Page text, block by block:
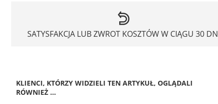
SATYSFAKCJA LUB ZWROT KOSZTÓW W CIĄGU 30
KLIENCI, KTÓRZY WIDZIELI TEN ARTYKUŁ, OGLĄDALI
RÓWNIEŻ ...